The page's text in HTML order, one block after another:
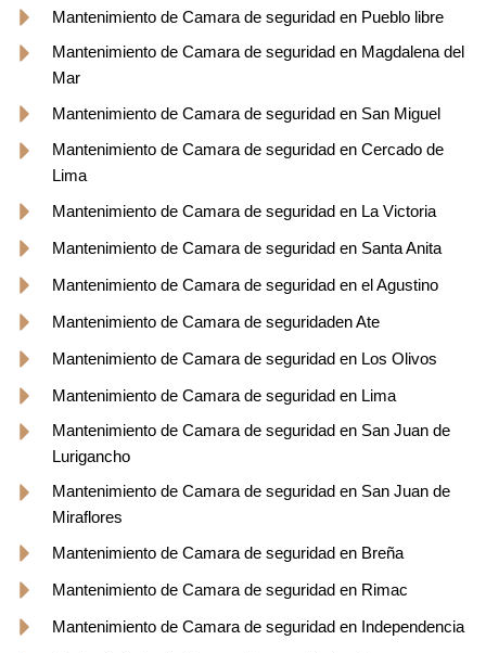
Mantenimiento de Camara de seguridad en Pueblo libre
Mantenimiento de Camara de seguridad en Magdalena del
Mar
Mantenimiento de Camara de seguridad en San Miguel
Mantenimiento de Camara de seguridad en Cercado de
Lima
Mantenimiento de Camara de seguridad en La Victoria
Mantenimiento de Camara de seguridad en Santa Anita
Mantenimiento de Camara de seguridad en el Agustino
Mantenimiento de Camara de seguridaden Ate
Mantenimiento de Camara de seguridad en Los Olivos
Mantenimiento de Camara de seguridad en Lima
Mantenimiento de Camara de seguridad en San Juan de
Lurigancho
Mantenimiento de Camara de seguridad en San Juan de
Miraflores
Mantenimiento de Camara de seguridad en Breña
Mantenimiento de Camara de seguridad en Rimac
Mantenimiento de Camara de seguridad en Independencia